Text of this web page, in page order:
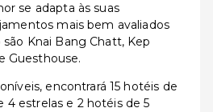
se adapta às suas
mais bem avaliados
Knai Bang Chatt, Kep
Guesthouse.
encontrará 15 hotéis de
4 estrelas e 2 hotéis de 5